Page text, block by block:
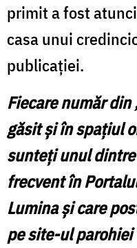
primit a fost
casa unui
publicaţiei.
Fiecare număr din
găsit și în spațiul
sunteți unul
frecvent în
Lumina și care
pe site-ul